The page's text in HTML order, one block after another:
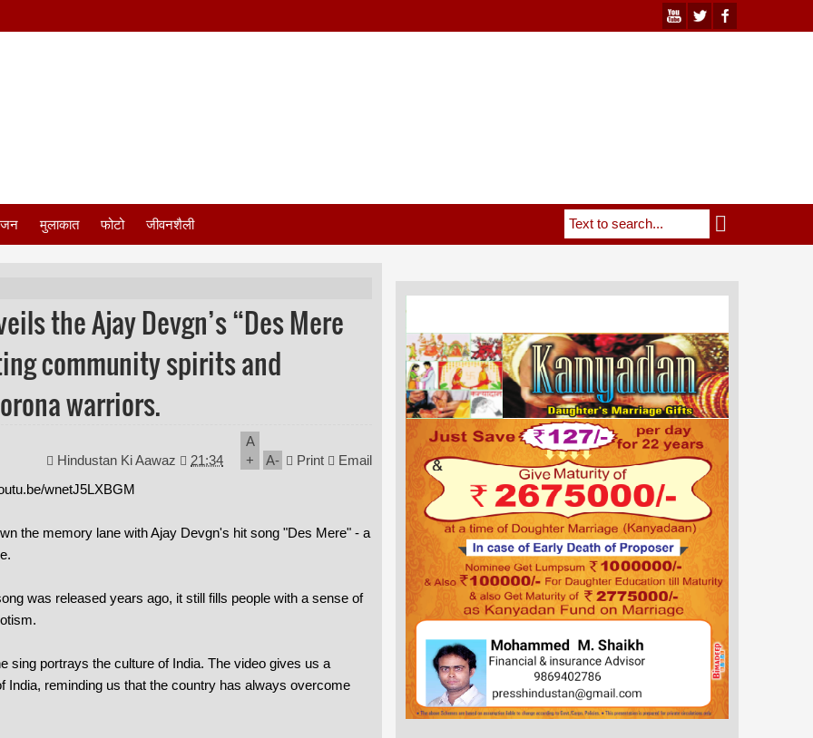
मुलाकात फोटो जीवनशैली
the Ajay Devgn’s “Des Mere
community spirits and
warriors.
Hindustan Ki Aawaz 21:34
A
+
A- Print
Email
wnetJ5LXBGM
the memory lane with Ajay Devgn's hit song "Des Mere" - a
was released years ago, it still fills people with a sense of
sing portrays the culture of India. The video gives us a
India, reminding us that the country has always overcome